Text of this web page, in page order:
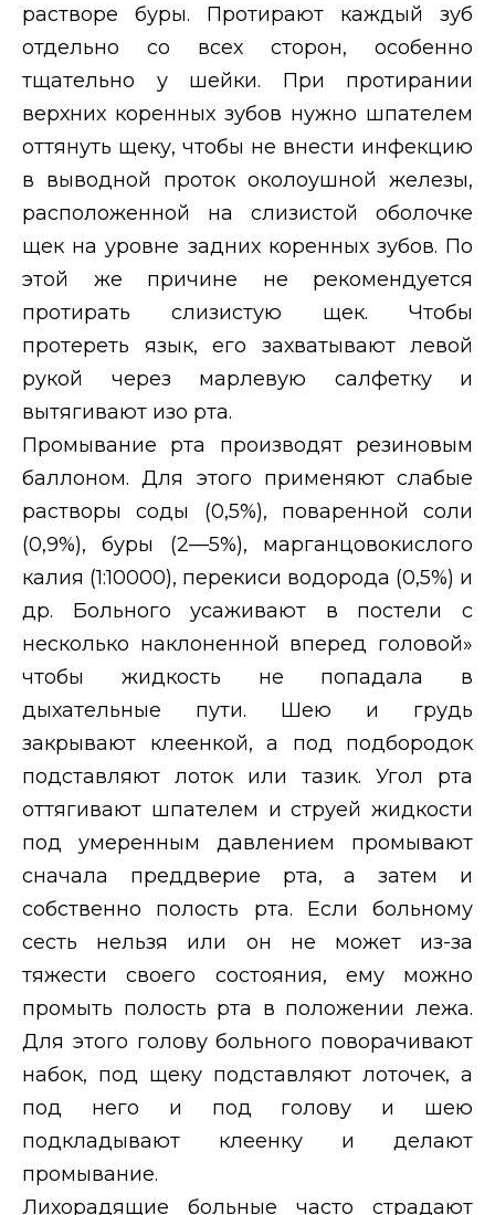
растворе буры. Протирают каждый зуб
отдельно со всех сторон, особенно
тщательно у шейки. При протирании
верхних коренных зубов нужно шпателем
оттянуть щеку, чтобы не внести инфекцию
в выводной проток околоушной железы,
расположенной на слизистой оболочке
щек на уровне задних коренных зубов. По
этой же причине не рекомендуется
протирать слизистую щек. Чтобы
протереть язык, его захватывают левой
рукой через марлевую салфетку и
вытягивают изо рта.
Промывание рта производят резиновым
баллоном. Для этого применяют слабые
растворы соды (0,5%), поваренной соли
(0,9%), буры (2—5%), марганцовокислого
калия (1:10000), перекиси водорода (0,5%) и
др. Больного усаживают в постели с
несколько наклоненной вперед головой»
чтобы жидкость не попадала в
дыхательные пути. Шею и грудь
закрывают клеенкой, а под подбородок
подставляют лоток или тазик. Угол рта
оттягивают шпателем и струей жидкости
под умеренным давлением промывают
сначала преддверие рта, а затем и
собственно полость рта. Если больному
сесть нельзя или он не может из-за
тяжести своего состояния, ему можно
промыть полость рта в положении лежа.
Для этого голову больного поворачивают
набок, под щеку подставляют лоточек, а
под него и под голову и шею
подкладывают клеенку и делают
промывание.
Лихорадящие больные часто страдают